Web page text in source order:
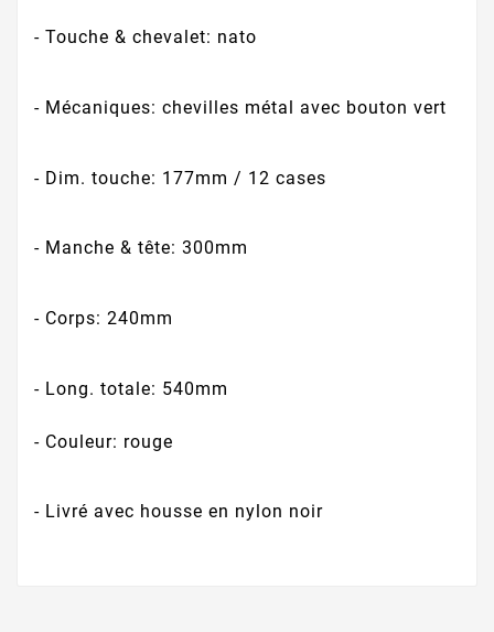
- Touche & chevalet: nato
- Mécaniques: chevilles métal avec bouton vert
- Dim. touche: 177mm / 12 cases
- Manche & tête: 300mm
- Corps: 240mm
- Long. totale: 540mm
- Couleur: rouge
- Livré avec housse en nylon noir